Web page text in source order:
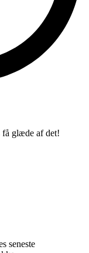
få glæde af det!
seneste